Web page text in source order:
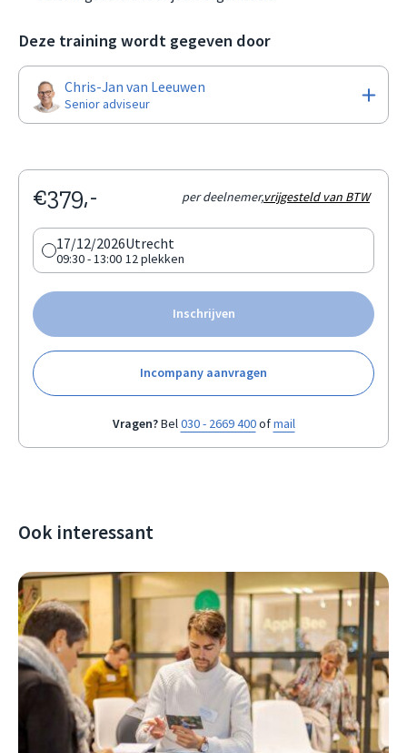
Deze training wordt gegeven door
Chris-Jan van Leeuwen
Senior adviseur
€379,- per deelnemer,vrijgesteld van BTW
17/12/2026
09:30 - 13:00
Utrecht
12 plekken
Inschrijven
Incompany aanvragen
Vragen?Bel030 - 2669 400ofmail
Ook interessant